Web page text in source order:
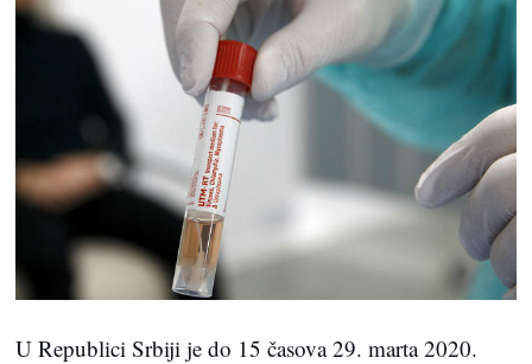
U Republici Srbiji je do 15 časova 29. marta 2020.